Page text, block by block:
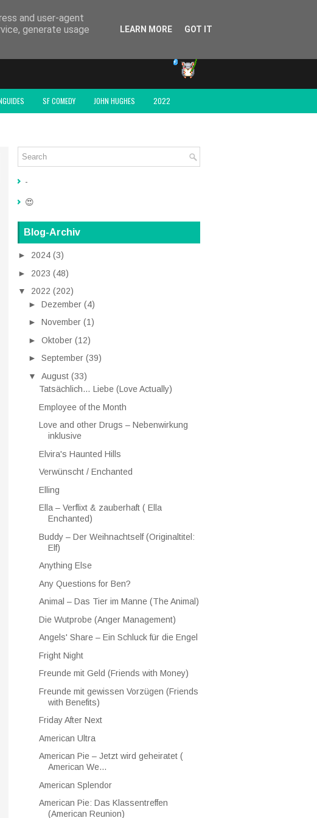
SF COMEDY JOHN HUGHES 2022
-
😍
Blog-Archiv
► 2024 (3)
► 2023 (48)
▼ 2022 (202)
► Dezember (4)
► November (1)
► Oktober (12)
► September (39)
▼ August (33)
Tatsächlich… Liebe (Love Actually)
Employee of the Month
Love and other Drugs – Nebenwirkung
inklusive
Elvira's Haunted Hills
Verwünscht / Enchanted
Elling
Ella – Verflixt & zauberhaft ( Ella
Enchanted)
Buddy – Der Weihnachtself (Originaltitel:
Elf)
Anything Else
Any Questions for Ben?
Animal – Das Tier im Manne (The Animal)
Die Wutprobe (Anger Management)
Angels' Share – Ein Schluck für die Engel
Fright Night
Freunde mit Geld (Friends with Money)
Freunde mit gewissen Vorzügen (Friends
with Benefits)
Friday After Next
American Ultra
American Pie – Jetzt wird geheiratet (
American We...
American Splendor
American Pie: Das Klassentreffen
(American Reunion)
and user-agent
generate usage
LEARN MORE GOT IT